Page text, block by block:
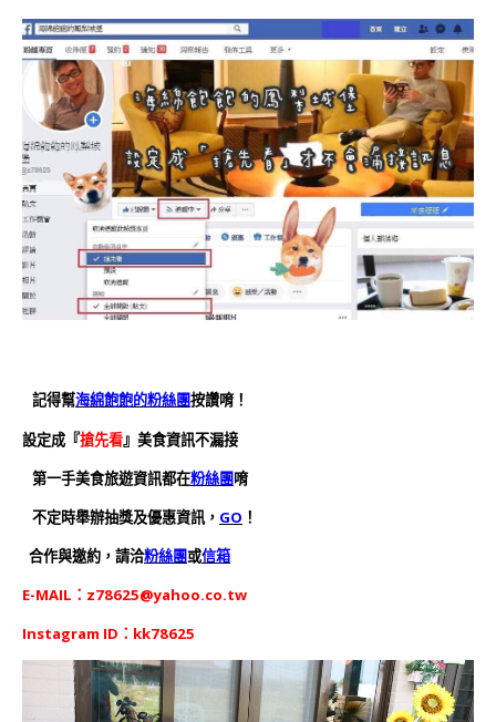
記得幫海綿飽飽的粉絲團按讚唷！
設定成『搶先看』美食資訊不漏接
第一手美食旅遊資訊都在粉絲團唷
不定時舉辦抽獎及優惠資訊， GO ！
合作與邀約，請洽粉絲團或信箱
E-MAIL： z78625@yahoo.co.tw
Instagram ID：kk78625